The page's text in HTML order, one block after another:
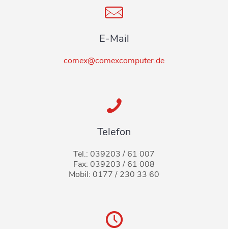
E-Mail
comex@comexcomputer.de
Telefon
Tel.: 039203 / 61 007
Fax: 039203 / 61 008
Mobil: 0177 / 230 33 60